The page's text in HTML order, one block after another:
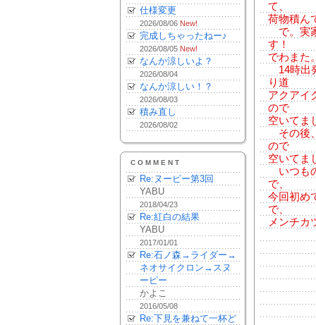
仕様変更
2026/08/06 New!
完成しちゃったねー♪
2026/08/05 New!
なんか涼しいよ？
2026/08/04
なんか涼しい！？
2026/08/03
積み直し
2026/08/02
COMMENT
Re:ヌーピー第3回
YABU
2018/04/23
Re:紅白の結果
YABU
2017/01/01
Re:石ノ森→ライダー→
ネオサイクロン→スヌ
ーピー
かよこ
2016/05/08
Re:下見を兼ねて一杯ど
て、
荷物積ん
で。実
す！
でわまた
14時出
り道
アクアイ
ので
空いてま
その後
ので
空いてま
いつも
で、
今回初め
で、
メンチカ